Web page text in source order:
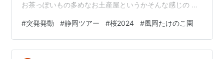
お茶っぽいもの多めなお土産屋というかそんな感じの お
うなのかーこれが四年の壁か（涙 なんとなく場所を聞い
たが土地勘がないので全く解らなかった のでまた機会が
あれば行ってみたい。 これもさー本当は寄りたいがどう
#突発発動 #静岡ツアー #桜2024 #風岡たけのこ園